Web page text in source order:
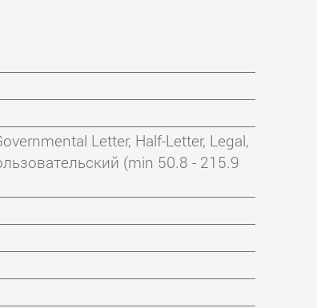
Letter, Half-Letter, Legal,
(min 50.8 - 215.9